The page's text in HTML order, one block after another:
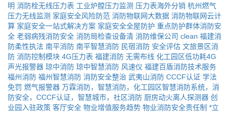
明 消防栓无线压力表 工业炉膛压力监测 压力表海外分销 杭州燃气
压力无线监测 家庭安全风险防范 消防物联网大数据 消防物联网云计
算 家庭安全一站式解决方案 家庭安全全屋防护 重点防护群体消防安
全 老弱病残消防安全 消防局检查设备清 消防维保公司 clean 福建消
防柔性执法 南平消防 南平智慧消防 民宿消防 安全评估 文旅景区消
防 消防控制模块 4G压力表 福建消防 无需布线 化工园区低功耗4G
声光报警器 琼中消防 琼中智慧消防 风速仪 福建百盾消防技术服务
福州消防 福州智慧消防 消防安全整治 武夷山消防 CCCF认证 学法
免罚 燃气报警器 万霖消防，智慧消防，化工园区智慧消防系统，消
防安全，CCCF认证，智慧城市，社区消防 厨房动火离人探测器 创
业园入驻政策 客厅安全 物业增值服务趋势 物业消防安全责任制 *立